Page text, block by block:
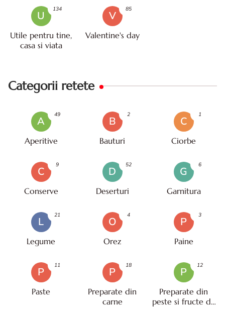
U
Utile pentru tine,
casa si viata
134
V
Valentine's day
85
Categorii retete
A
Aperitive
49
B
Bauturi
2
C
Ciorbe
1
C
Conserve
9
D
Deserturi
52
G
Garnitura
6
L
Legume
21
O
Orez
4
P
Paine
3
P
Paste
11
P
Preparate din
carne
18
P
Preparate din
peste si fructe de
12